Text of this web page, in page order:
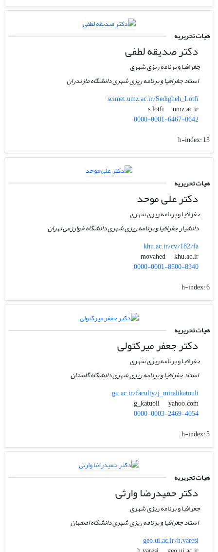
هیات تحریریه
دکتر صدیقه لطفی
جغرافیا و برنامه ریزی شهری
استاد جغرافیا و برنامه ریزی شهری دانشگاه مازندران
scimet.umz.ac.ir/Sedigheh_Lotfi
s.lotfi
umz.ac.ir
0000-0001-6467-0642
h-index:13
هیات تحریریه
دکتر علی موحد
جغرافیا و برنامه ریزی شهری
دانشیار جغرافیا و برنامه ریزی شهری دانشگاه خوارزمی تهران
khu.ac.ir/cv/182/fa
movahed
khu.ac.ir
0000-0001-8500-8340
h-index:6
هیات تحریریه
دکتر جعفر میرکتولی
جغرافیا و برنامه ریزی شهری
استاد جغرافیا و برنامه ریزی شهری دانشگاه گلستان
gu.ac.ir/faculty/j_miralikatouli
g_katuoli
yahoo.com
0000-0003-2469-4054
h-index:5
هیات تحریریه
دکتر حمیدرضا وارثی
جغرافیا و برنامه ریزی شهری
استاد جغرافیا و برنامه ریزی شهری دانشگاه اصفهان
geo.ui.ac.ir/h.varesi